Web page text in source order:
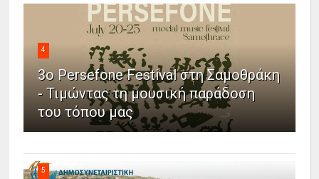
4
3ο Persefone Festival στη Σαμοθράκη
- Τιμώντας τη μουσική παράδοση
του τόπου μας
5